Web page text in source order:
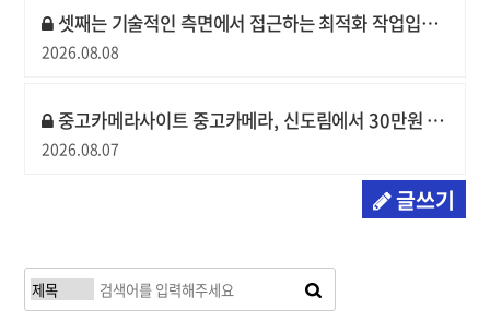
셋째는 기술적인 측면에서 접근하는 최적화 작업입니다
2026.08.08
중고카메라사이트 중고카메라, 신도림에서 30만원 아끼고 산 후기
2026.08.07
글쓰기